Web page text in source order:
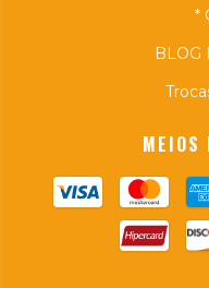
*
BLOG
MEIOS